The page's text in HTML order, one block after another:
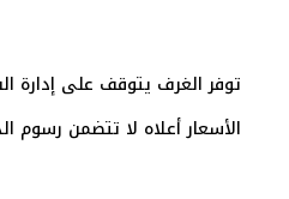
توفر الغرف يتوقف على إدارة
الأسعار أعلاه لا تتضمن رسوم